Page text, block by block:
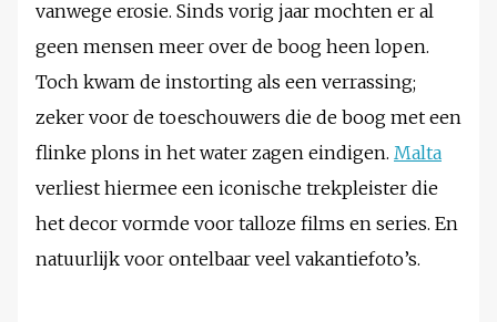
vanwege erosie. Sinds vorig jaar mochten er al
geen mensen meer over de boog heen lopen.
Toch kwam de instorting als een verrassing;
zeker voor de toeschouwers die de boog met een
flinke plons in het water zagen eindigen. Malta
verliest hiermee een iconische trekpleister die
het decor vormde voor talloze films en series. En
natuurlijk voor ontelbaar veel vakantiefoto’s.